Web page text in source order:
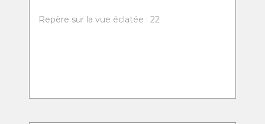
Repère sur la vue éclatée : 22